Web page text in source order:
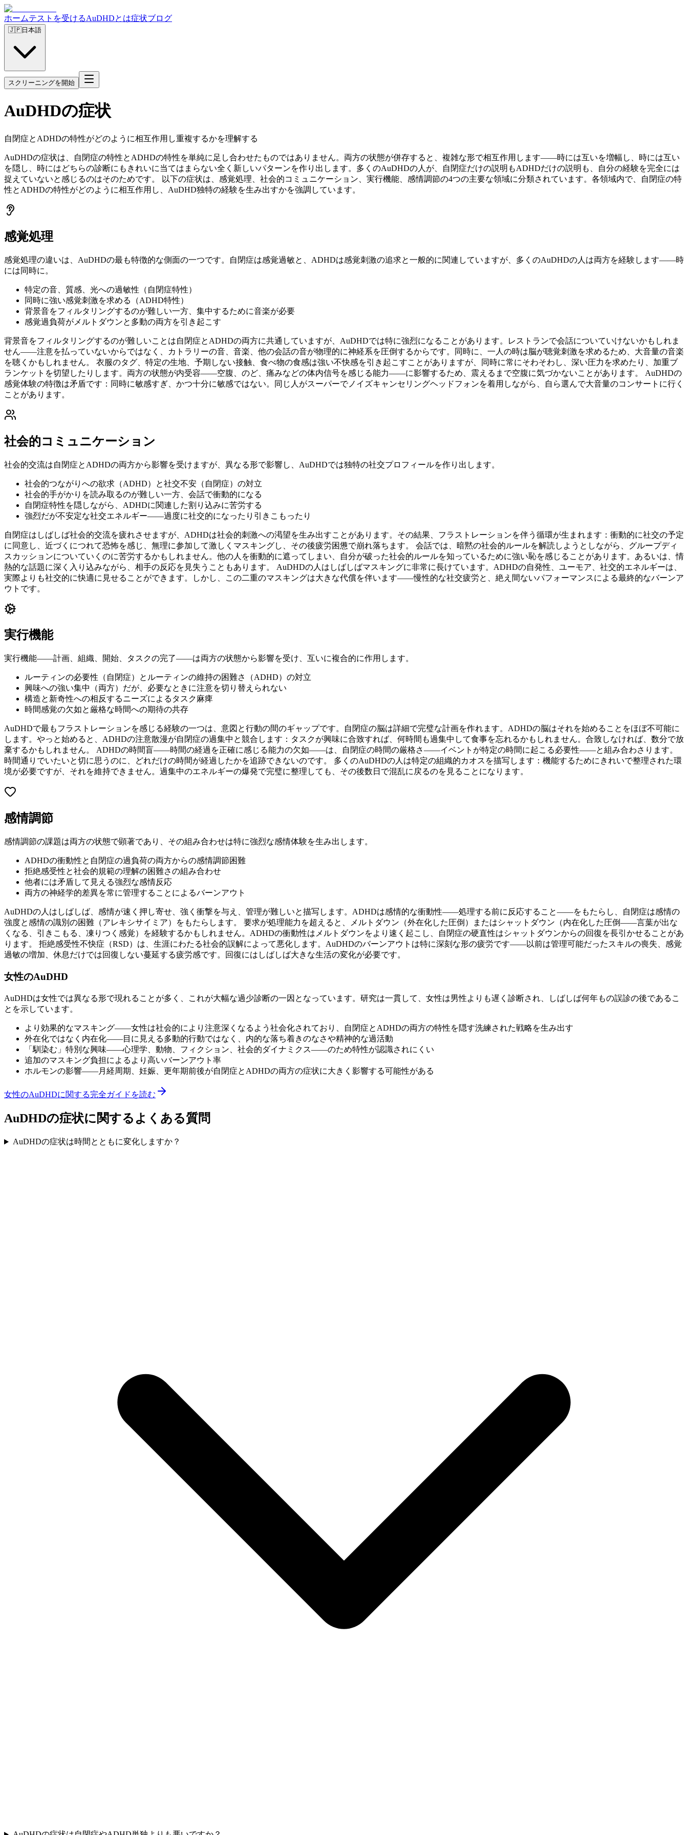
ホームテストを受けるAuDHDとは症状ブログ
🇯🇵日本語
スクリーニングを開始
AuDHDの症状
自閉症とADHDの特性がどのように相互作用し重複するかを理解する
AuDHDの症状は、自閉症の特性とADHDの特性を単純に足し合わせたものではありません。両方の状態が併存すると、複雑な形で相互作用します——時には互いを増幅し、時には互い
を隠し、時にはどちらの診断にもきれいに当てはまらない全く新しいパターンを作り出します。多くのAuDHDの人が、自閉症だけの説明もADHDだけの説明も、自分の経験を完全には
捉えていないと感じるのはそのためです。 以下の症状は、感覚処理、社会的コミュニケーション、実行機能、感情調節の4つの主要な領域に分類されています。各領域内で、自閉症の特
性とADHDの特性がどのように相互作用し、AuDHD独特の経験を生み出すかを強調しています。
感覚処理
感覚処理の違いは、AuDHDの最も特徴的な側面の一つです。自閉症は感覚過敏と、ADHDは感覚刺激の追求と一般的に関連していますが、多くのAuDHDの人は両方を経験します——時
には同時に。
特定の音、質感、光への過敏性（自閉症特性）
同時に強い感覚刺激を求める（ADHD特性）
背景音をフィルタリングするのが難しい一方、集中するために音楽が必要
感覚過負荷がメルトダウンと多動の両方を引き起こす
背景音をフィルタリングするのが難しいことは自閉症とADHDの両方に共通していますが、AuDHDでは特に強烈になることがあります。レストランで会話についていけないかもしれま
せん——注意を払っていないからではなく、カトラリーの音、音楽、他の会話の音が物理的に神経系を圧倒するからです。同時に、一人の時は脳が聴覚刺激を求めるため、大音量の音楽
を聴くかもしれません。 衣服のタグ、特定の生地、予期しない接触、食べ物の食感は強い不快感を引き起こすことがありますが、同時に常にそわそわし、深い圧力を求めたり、加重ブ
ランケットを切望したりします。両方の状態が内受容——空腹、のど、痛みなどの体内信号を感じる能力——に影響するため、震えるまで空腹に気づかないことがあります。 AuDHDの
感覚体験の特徴は矛盾です：同時に敏感すぎ、かつ十分に敏感ではない。同じ人がスーパーでノイズキャンセリングヘッドフォンを着用しながら、自ら選んで大音量のコンサートに行く
ことがあります。
社会的コミュニケーション
社会的交流は自閉症とADHDの両方から影響を受けますが、異なる形で影響し、AuDHDでは独特の社交プロフィールを作り出します。
社会的つながりへの欲求（ADHD）と社交不安（自閉症）の対立
社会的手がかりを読み取るのが難しい一方、会話で衝動的になる
自閉症特性を隠しながら、ADHDに関連した割り込みに苦労する
強烈だが不安定な社交エネルギー——過度に社交的になったり引きこもったり
自閉症はしばしば社会的交流を疲れさせますが、ADHDは社会的刺激への渇望を生み出すことがあります。その結果、フラストレーションを伴う循環が生まれます：衝動的に社交の予定
に同意し、近づくにつれて恐怖を感じ、無理に参加して激しくマスキングし、その後疲労困憊で崩れ落ちます。 会話では、暗黙の社会的ルールを解読しようとしながら、グループディ
スカッションについていくのに苦労するかもしれません。他の人を衝動的に遮ってしまい、自分が破った社会的ルールを知っているために強い恥を感じることがあります。あるいは、情
熱的な話題に深く入り込みながら、相手の反応を見失うこともあります。 AuDHDの人はしばしばマスキングに非常に長けています。ADHDの自発性、ユーモア、社交的エネルギーは、
実際よりも社交的に快適に見せることができます。しかし、この二重のマスキングは大きな代償を伴います——慢性的な社交疲労と、絶え間ないパフォーマンスによる最終的なバーンア
ウトです。
実行機能
実行機能——計画、組織、開始、タスクの完了——は両方の状態から影響を受け、互いに複合的に作用します。
ルーティンの必要性（自閉症）とルーティンの維持の困難さ（ADHD）の対立
興味への強い集中（両方）だが、必要なときに注意を切り替えられない
構造と新奇性への相反するニーズによるタスク麻痺
時間感覚の欠如と厳格な時間への期待の共存
AuDHDで最もフラストレーションを感じる経験の一つは、意図と行動の間のギャップです。自閉症の脳は詳細で完璧な計画を作れます。ADHDの脳はそれを始めることをほぼ不可能に
します。やっと始めると、ADHDの注意散漫が自閉症の過集中と競合します：タスクが興味に合致すれば、何時間も過集中して食事を忘れるかもしれません。合致しなければ、数分で放
棄するかもしれません。 ADHDの時間盲——時間の経過を正確に感じる能力の欠如——は、自閉症の時間の厳格さ——イベントが特定の時間に起こる必要性——と組み合わさります。
時間通りでいたいと切に思うのに、どれだけの時間が経過したかを追跡できないのです。 多くのAuDHDの人は特定の組織的カオスを描写します：機能するためにきれいで整理された環
境が必要ですが、それを維持できません。過集中のエネルギーの爆発で完璧に整理しても、その後数日で混乱に戻るのを見ることになります。
感情調節
感情調節の課題は両方の状態で顕著であり、その組み合わせは特に強烈な感情体験を生み出します。
ADHDの衝動性と自閉症の過負荷の両方からの感情調節困難
拒絶感受性と社会的規範の理解の困難さの組み合わせ
他者には矛盾して見える強烈な感情反応
両方の神経学的差異を常に管理することによるバーンアウト
AuDHDの人はしばしば、感情が速く押し寄せ、強く衝撃を与え、管理が難しいと描写します。ADHDは感情的な衝動性——処理する前に反応すること——をもたらし、自閉症は感情の
強度と感情の識別の困難（アレキシサイミア）をもたらします。 要求が処理能力を超えると、メルトダウン（外在化した圧倒）またはシャットダウン（内在化した圧倒——言葉が出な
くなる、引きこもる、凍りつく感覚）を経験するかもしれません。ADHDの衝動性はメルトダウンをより速く起こし、自閉症の硬直性はシャットダウンからの回復を長引かせることがあ
ります。 拒絶感受性不快症（RSD）は、生涯にわたる社会的誤解によって悪化します。AuDHDのバーンアウトは特に深刻な形の疲労です——以前は管理可能だったスキルの喪失、感覚
過敏の増加、休息だけでは回復しない蔓延する疲労感です。回復にはしばしば大きな生活の変化が必要です。
女性のAuDHD
AuDHDは女性では異なる形で現れることが多く、これが大幅な過少診断の一因となっています。研究は一貫して、女性は男性よりも遅く診断され、しばしば何年もの誤診の後であるこ
とを示しています。
より効果的なマスキング——女性は社会的により注意深くなるよう社会化されており、自閉症とADHDの両方の特性を隠す洗練された戦略を生み出す
外在化ではなく内在化——目に見える多動的行動ではなく、内的な落ち着きのなさや精神的な過活動
「馴染む」特別な興味——心理学、動物、フィクション、社会的ダイナミクス——のため特性が認識されにくい
追加のマスキング負担によるより高いバーンアウト率
ホルモンの影響——月経周期、妊娠、更年期前後が自閉症とADHDの両方の症状に大きく影響する可能性がある
女性のAuDHDに関する完全ガイドを読む
AuDHDの症状に関するよくある質問
AuDHDの症状は時間とともに変化しますか？